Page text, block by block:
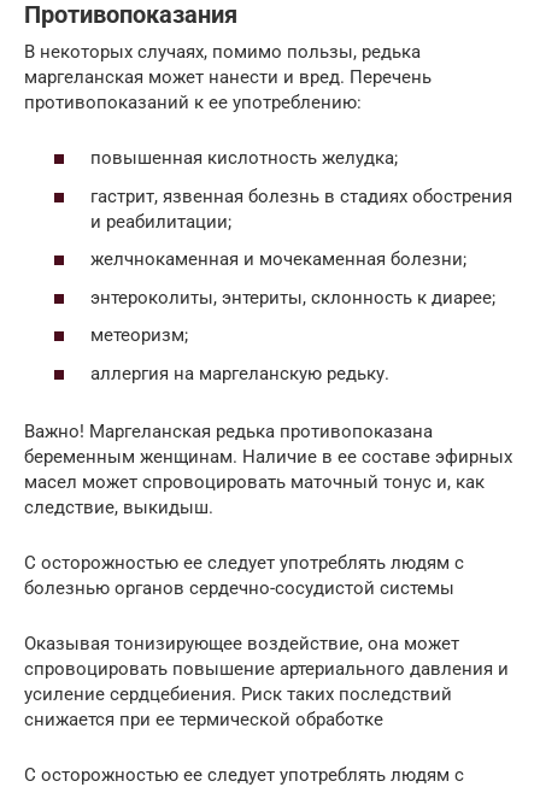
Противопоказания
В некоторых случаях, помимо пользы, редька
маргеланская может нанести и вред. Перечень
противопоказаний к ее употреблению:
повышенная кислотность желудка;
гастрит, язвенная болезнь в стадиях обострения
и реабилитации;
желчнокаменная и мочекаменная болезни;
энтероколиты, энтериты, склонность к диарее;
метеоризм;
аллергия на маргеланскую редьку.
Важно! Маргеланская редька противопоказана
беременным женщинам. Наличие в ее составе эфирных
масел может спровоцировать маточный тонус и, как
следствие, выкидыш.
С осторожностью ее следует употреблять людям с
болезнью органов сердечно-сосудистой системы
Оказывая тонизирующее воздействие, она может
спровоцировать повышение артериального давления и
усиление сердцебиения. Риск таких последствий
снижается при ее термической обработке
С осторожностью ее следует употреблять людям с